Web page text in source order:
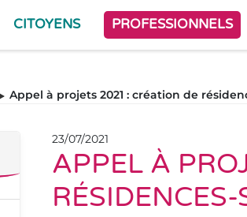
CITOYENS PROFESSIONNELS
Appel à projets 2021 : création de
23/07/2021
APPEL À